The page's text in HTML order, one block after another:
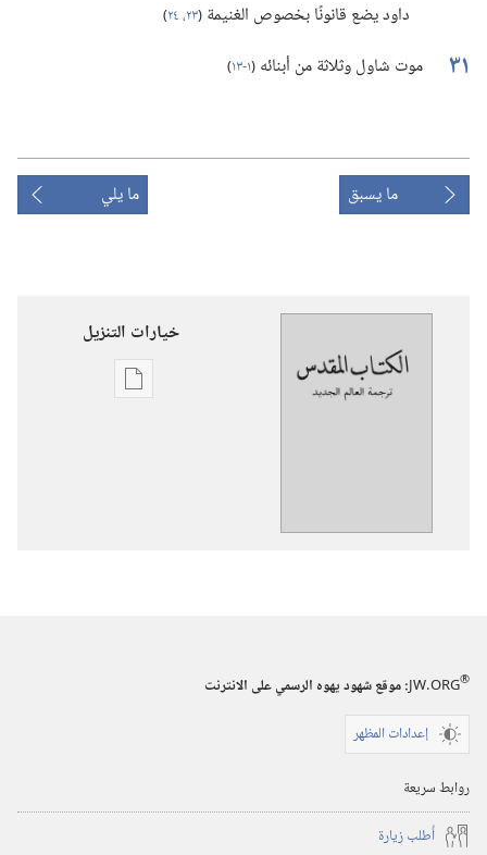
داود يضع قانونًا بخصوص الغنيمة (‏٢٣،‏ ٢٤ )‏
٣١ موت شاول وثلاثة من أبنائه (‏١-‏١٣ )‏
ما يسبق ما يلي
خيارات التنزيل
خيارات
JW.ORG®
:‏ موقع شهود يهوه الرسمي على الانترنت
إعدادات المظهر
روابط سريعة
أُطلب زيارة